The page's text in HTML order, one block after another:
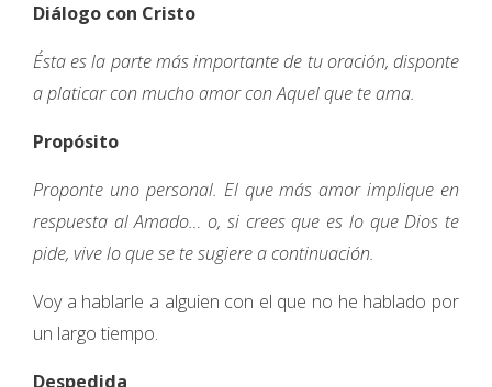
Diálogo con Cristo
Ésta es la parte más importante de tu oración, disponte
a platicar con mucho amor con Aquel que te ama.
Propósito
Proponte uno personal. El que más amor implique en
respuesta al Amado… o, si crees que es lo que Dios te
pide, vive lo que se te sugiere a continuación.
Voy a hablarle a alguien con el que no he hablado por
un largo tiempo.
Despedida